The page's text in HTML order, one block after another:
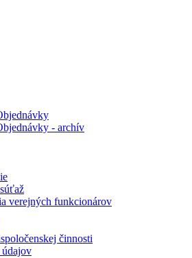
- archív
verejných funkcionárov
činnosti
údajov